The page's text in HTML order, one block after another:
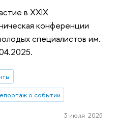
в XXIX
конференции
специалистов им.
о событии
3 июля 2025